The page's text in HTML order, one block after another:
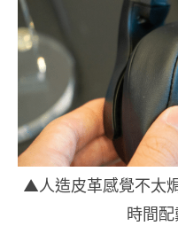
▲人造皮革感覺不太
時間配